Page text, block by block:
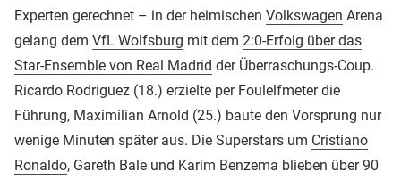
Experten gerechnet – in der heimischen Volkswagen Arena
gelang dem VfL Wolfsburg mit dem 2:0-Erfolg über das
Star-Ensemble von Real Madrid der Überraschungs-Coup.
Ricardo Rodriguez (18.) erzielte per Foulelfmeter die
Führung, Maximilian Arnold (25.) baute den Vorsprung nur
wenige Minuten später aus. Die Superstars um Cristiano
Ronaldo, Gareth Bale und Karim Benzema blieben über 90